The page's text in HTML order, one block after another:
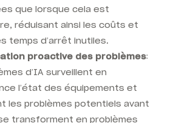
que lorsque cela est
réduisant ainsi les coûts et
temps d’arrêt inutiles.
proactive des problèmes:
d’IA surveillent en
l’état des équipements et
les problèmes potentiels avant
transforment en problèmes